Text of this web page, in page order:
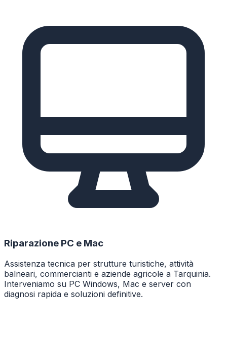
Riparazione PC e Mac
Assistenza tecnica per strutture turistiche, attività
balneari, commercianti e aziende agricole a Tarquinia.
Interveniamo su PC Windows, Mac e server con
diagnosi rapida e soluzioni definitive.